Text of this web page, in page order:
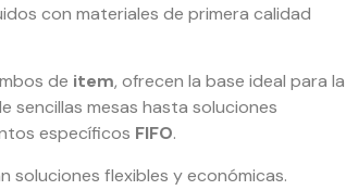
con materiales de primera calidad
de item, ofrecen la base ideal para la
mesas hasta soluciones
específicos FIFO.
soluciones flexibles y económicas.